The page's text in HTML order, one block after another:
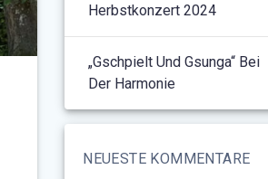
Herbstkonzert 2024
„Gschpielt Und Gsunga“ Bei
Der Harmonie
NEUESTE KOMMENTARE